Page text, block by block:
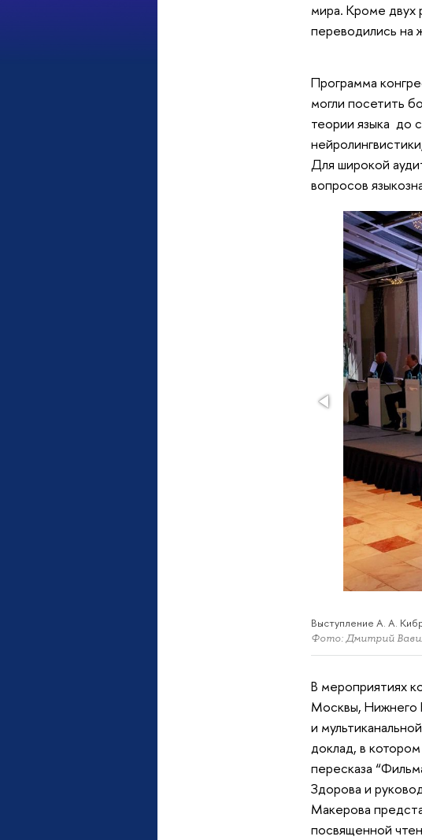
мира. Кроме двух
переводились на
Программа
могли посетить
теории языка до
Для широкой
вопросов
Выступление А. А.
Фото: Дмитрий
В мероприятиях
Москвы, Нижнего
и
доклад, в
пересказа
Здорова и
Макерова
посвященной